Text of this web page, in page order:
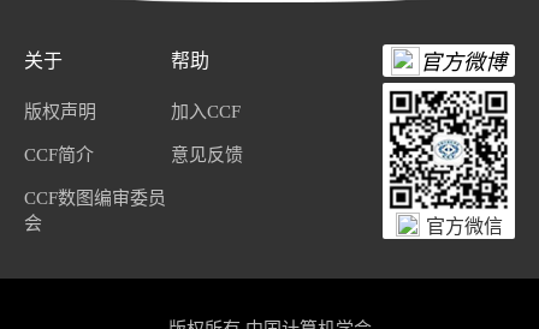
关于
版权声明
CCF简介
CCF数图编审委员
会
帮助
加入CCF
意见反馈
官方微博
官方微信